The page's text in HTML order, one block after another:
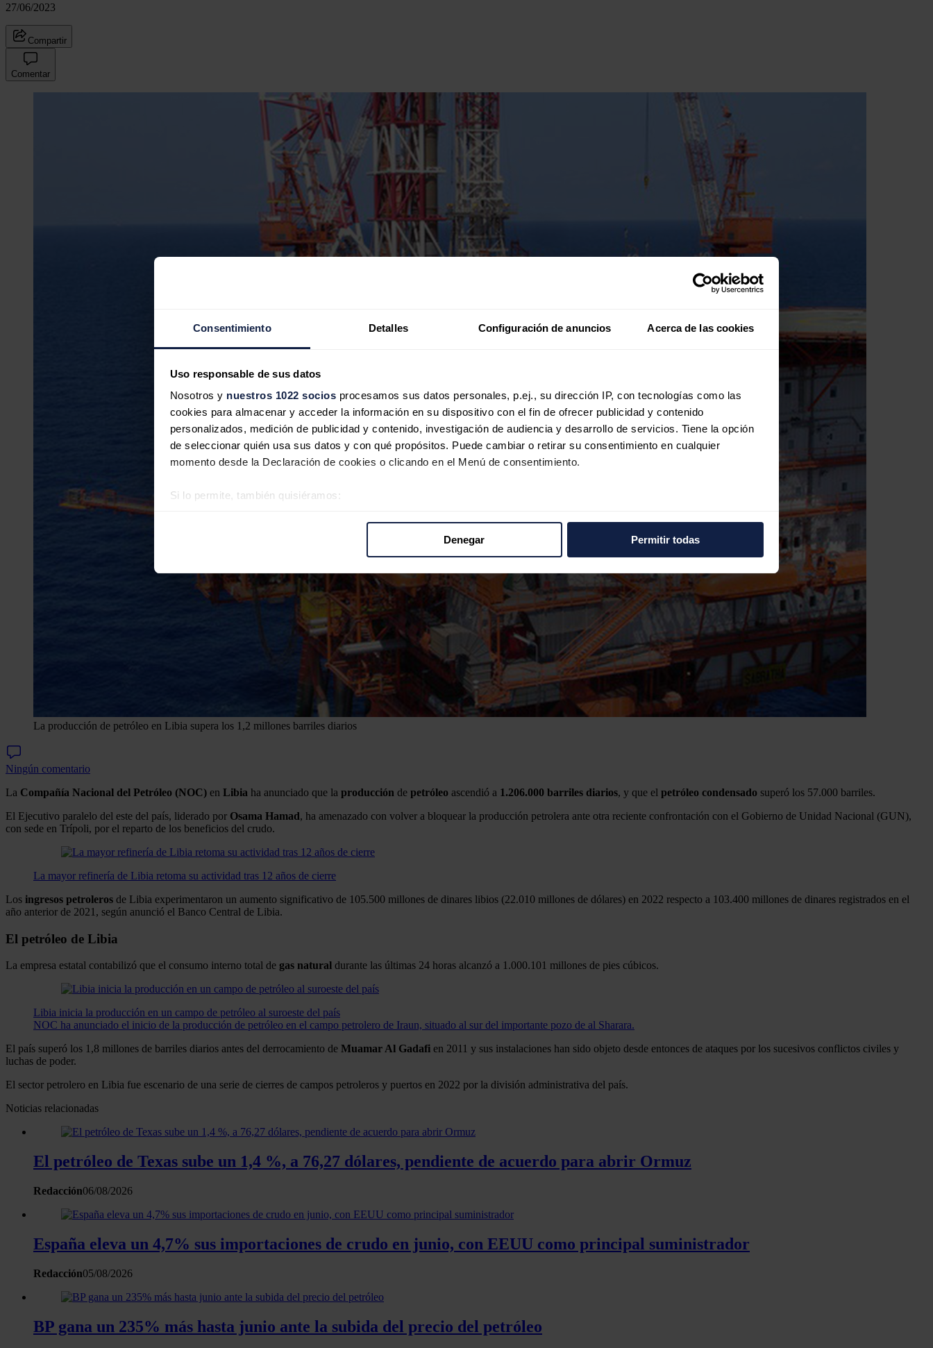
Consentimiento Detalles Configuración de anuncios Acerca de las cookies
Uso responsable de sus datos
Nosotros y nuestros 1022 socios procesamos sus datos personales, p.ej., su dirección IP, con tecnologías como las
cookies para almacenar y acceder la información en su dispositivo con el fin de ofrecer publicidad y contenido
personalizados, medición de publicidad y contenido, investigación de audiencia y desarrollo de servicios. Tiene la opción
de seleccionar quién usa sus datos y con qué propósitos. Puede cambiar o retirar su consentimiento en cualquier
momento desde la Declaración de cookies o clicando en el Menú de consentimiento.
Si lo permite, también quisiéramos:
Las cookies de este sitio web se usan para personalizar el contenido y los anuncios, ofrecer funciones de redes sociales
y analizar el tráfico. Además, compartimos información sobre el uso que haga del sitio web con nuestros partners de
redes sociales, publicidad y análisis web, quienes pueden combinarla con otra información que les haya proporcionado o
que hayan recopilado a partir del uso que haya hecho de sus servicios.
Denegar Permitir todas
27/06/2023
Compartir
Comentar
La producción de petróleo en Libia supera los 1,2 millones barriles diarios
Ningún comentario
La Compañía Nacional del Petróleo (NOC) en Libia ha anunciado que la producción de petróleo ascendió a 1.206.000 barriles diarios, y que el petróleo condensado superó los 57.000 barriles.
El Ejecutivo paralelo del este del país, liderado por Osama Hamad, ha amenazado con volver a bloquear la producción petrolera ante otra reciente confrontación con el Gobierno de Unidad Nacional (GUN),
con sede en Trípoli, por el reparto de los beneficios del crudo.
La mayor refinería de Libia retoma su actividad tras 12 años de cierre
Los ingresos petroleros de Libia experimentaron un aumento significativo de 105.500 millones de dinares libios (22.010 millones de dólares) en 2022 respecto a 103.400 millones de dinares registrados en el
año anterior de 2021, según anunció el Banco Central de Libia.
El petróleo de Libia
La empresa estatal contabilizó que el consumo interno total de gas natural durante las últimas 24 horas alcanzó a 1.000.101 millones de pies cúbicos.
Libia inicia la producción en un campo de petróleo al suroeste del país
NOC ha anunciado el inicio de la producción de petróleo en el campo petrolero de Iraun, situado al sur del importante pozo de al Sharara.
El país superó los 1,8 millones de barriles diarios antes del derrocamiento de Muamar Al Gadafi en 2011 y sus instalaciones han sido objeto desde entonces de ataques por los sucesivos conflictos civiles y
luchas de poder.
El sector petrolero en Libia fue escenario de una serie de cierres de campos petroleros y puertos en 2022 por la división administrativa del país.
Noticias relacionadas
El petróleo de Texas sube un 1,4 %, a 76,27 dólares, pendiente de acuerdo para abrir Ormuz
Redacción06/08/2026
España eleva un 4,7% sus importaciones de crudo en junio, con EEUU como principal suministrador
Redacción05/08/2026
BP gana un 235% más hasta junio ante la subida del precio del petróleo